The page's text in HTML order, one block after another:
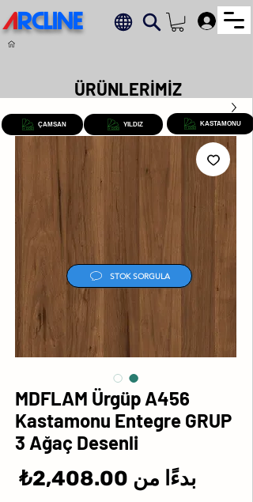
ARCLINE
MDFLAM Ürgüp A456
Kastamonu Entegre GRUP
3 Ağaç Desenli
بدءًا من 2,408.00₺
ÇAMSAN YILDIZ KASTAMONU
STOK SORGULA
ÜRÜNLERİMİZ